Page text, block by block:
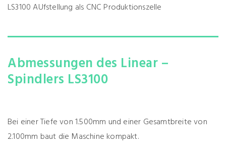
LS3100 AUfstellung als CNC Produktionszelle
Abmessungen des Linear –
Spindlers LS3100
Bei einer Tiefe von 1.500mm und einer Gesamtbreite von
2.100mm baut die Maschine kompakt.